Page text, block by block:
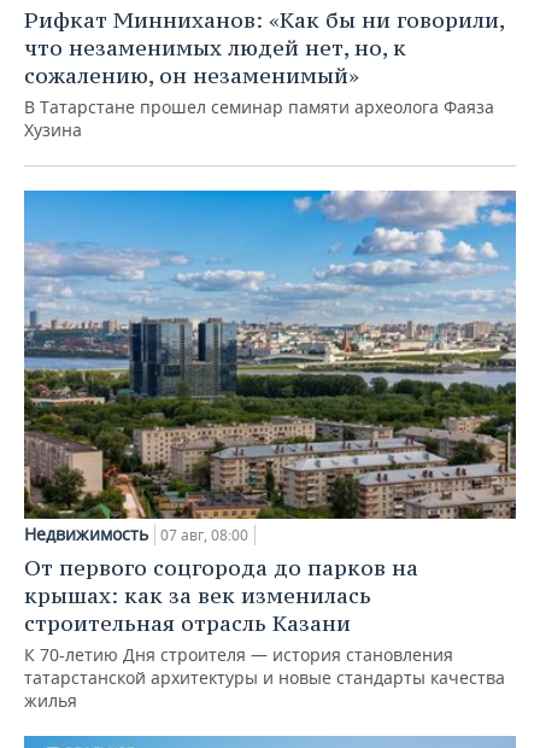
Рифкат Минниханов: «Как бы ни говорили,
что незаменимых людей нет, но, к
сожалению, он незаменимый»
В Татарстане прошел семинар памяти археолога Фаяза
Хузина
Недвижимость 07 авг, 08:00
От первого соцгорода до парков на
крышах: как за век изменилась
строительная отрасль Казани
К 70-летию Дня строителя — история становления
татарстанской архитектуры и новые стандарты качества
жилья